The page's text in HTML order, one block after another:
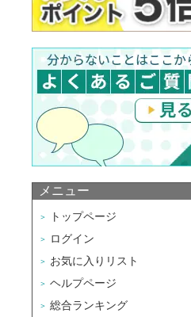
メニュー
トップページ
ログイン
お気に入りリスト
ヘルプページ
総合ランキング